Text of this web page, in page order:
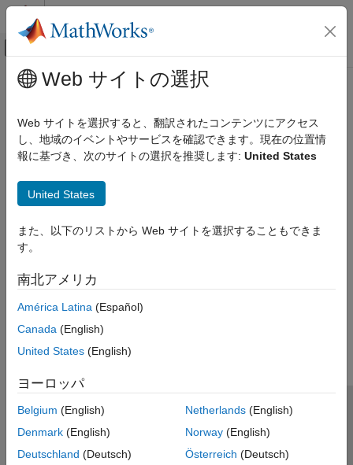
コンテンツへスキップ
オフキャンバス ナビゲーション メ
ドキュメンテーションのホーム
コード検証
メインコンテンツ
Web サイトの選択
Web サイトを選択すると、翻訳されたコンテンツにアクセス
し、地域のイベントやサービスを確認できます。現在の位置情
報に基づき、次のサイトの選択を推奨します: United States
United States
また、以下のリストから Web サイトを選択することもできま
す。
南北アメリカ
América Latina (Español)
Canada (English)
United States (English)
ヨーロッパ
Belgium (English)
Denmark (English)
Deutschland (Deutsch)
Netherlands(English)
Norway(English)
Österreich (Deutsch)
トラストセンター
プライバシー ポリシー
違法コピー防止
アプリケーション ステータス
© 1994-2026 The MathWorks, Inc.